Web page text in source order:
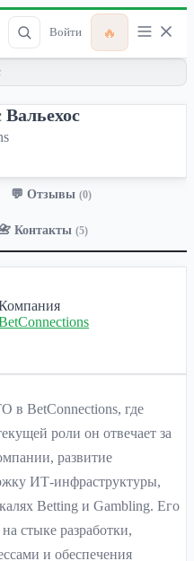
Войти 🔥
💬 Отзывы (0)
📇 Контакты (5)
в BetConnections, где
роли он отвечает за
развитие
ИТ-инфраструктуры,
Betting и Gambling. Его
стыке разработки,
и обеспечения